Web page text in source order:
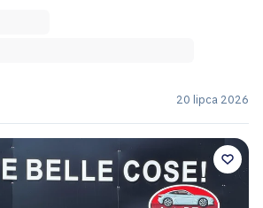
20 lipca 2026